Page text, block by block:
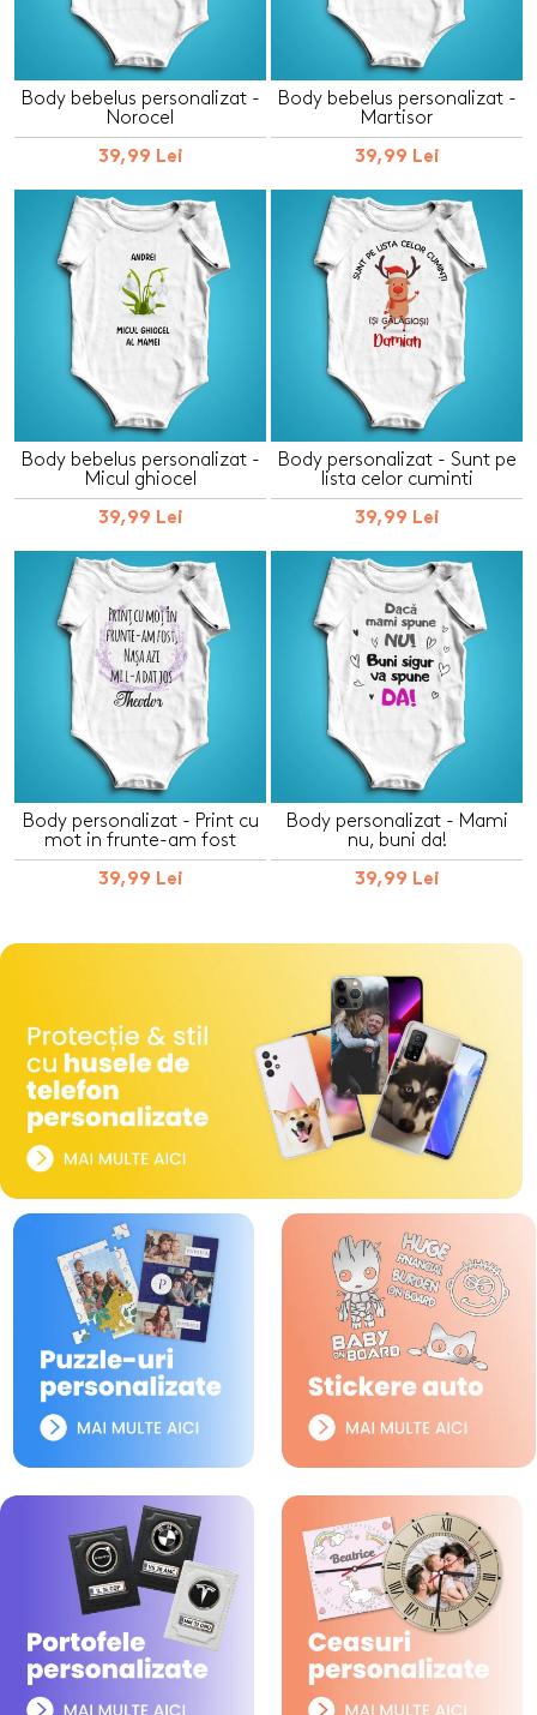
Body bebelus personalizat -
Norocel
39,99 Lei
Body bebelus personalizat -
Martisor
39,99 Lei
Body bebelus personalizat -
Micul ghiocel
39,99 Lei
Body personalizat - Sunt pe
lista celor cuminti
39,99 Lei
Body personalizat - Print cu
mot in frunte-am fost
39,99 Lei
Body personalizat - Mami
nu, buni da!
39,99 Lei